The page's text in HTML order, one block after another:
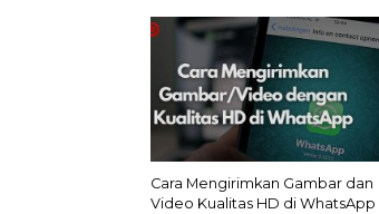
Cara Mengirimkan Gambar dan
Video Kualitas HD di WhatsApp